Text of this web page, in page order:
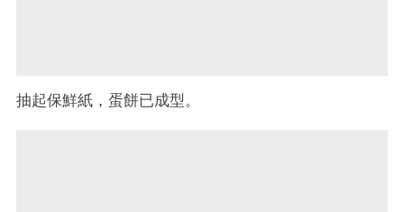
抽起保鮮紙，蛋餅已成型。